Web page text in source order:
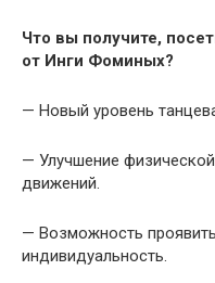
Что вы получите,
от Инги Фоминых?
— Новый уровень
— Улучшение
движений.
— Возможность
индивидуальность.